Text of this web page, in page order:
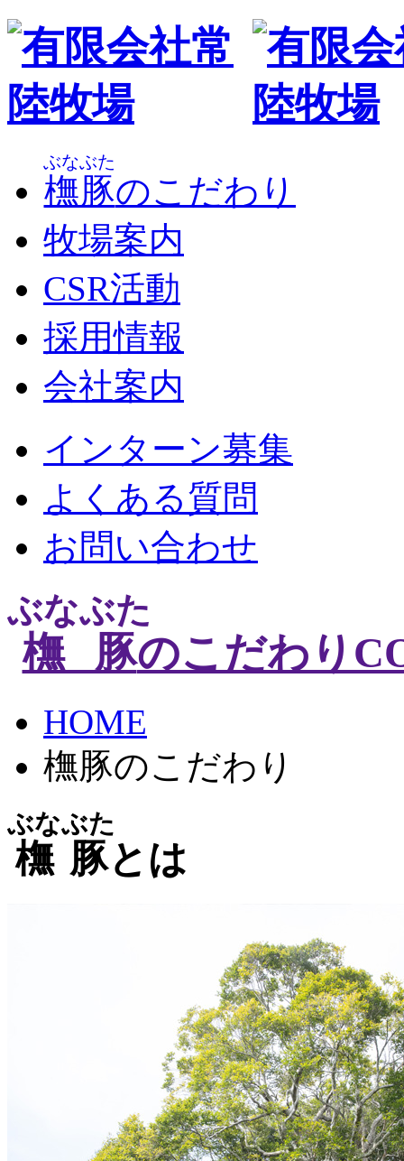
橅豚
ぶなぶた
のこだわり
牧場案内
CSR活動
採用情報
会社案内
インターン募集
よくある質問
お問い合わせ
橅豚
ぶなぶた
のこだわり
HOME
橅豚のこだわり
橅豚
ぶなぶた
とは